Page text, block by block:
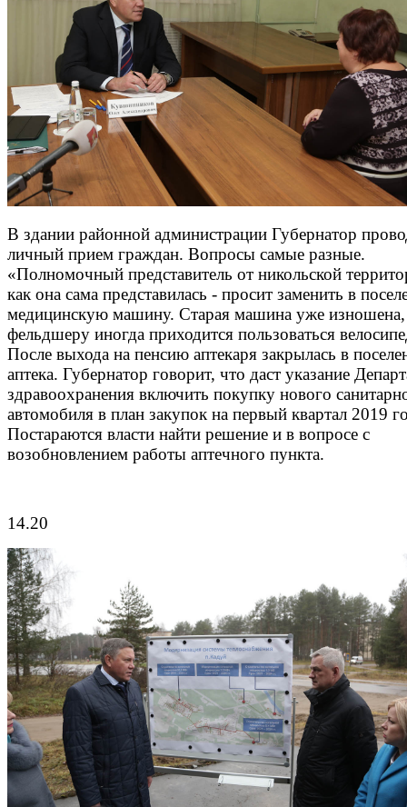
В здании районной администрации Губернатор
личный прием граждан. Вопросы самые разные.
«Полномочный представитель от никольской
как она сама представилась - просит заменить в
медицинскую машину. Старая машина уже изношена,
фельдшеру иногда приходится пользоваться
После выхода на пенсию аптекаря закрылась в
аптека. Губернатор говорит, что даст указание
здравоохранения включить покупку нового
автомобиля в план закупок на первый квартал 2019
Постараются власти найти решение и в вопросе с
возобновлением работы аптечного пункта.
14.20